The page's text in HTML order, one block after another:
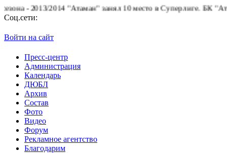
- 2013/2014 "Атаман" занял 10 место в Суперлиге.БК "Атаман"
Соц.сети:
Войти на сайт
Пресс-центр
Администрация
Календарь
ДЮБЛ
Архив
Состав
Фото
Видео
Форум
Рекламное агентство
Благодарим